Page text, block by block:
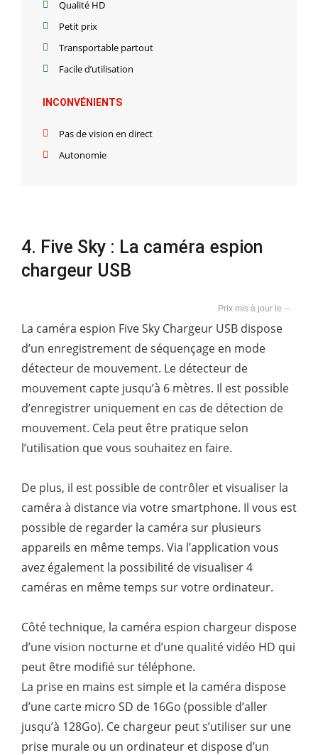
Qualité HD
Petit prix
Transportable partout
Facile d’utilisation
INCONVÉNIENTS
Pas de vision en direct
Autonomie
4. Five Sky : La caméra espion
chargeur USB
--
La caméra espion Five Sky Chargeur USB dispose
d’un enregistrement de séquençage en mode
détecteur de mouvement. Le détecteur de
mouvement capte jusqu’à 6 mètres. Il est possible
d’enregistrer uniquement en cas de détection de
mouvement. Cela peut être pratique selon
l’utilisation que vous souhaitez en faire.
De plus, il est possible de contrôler et visualiser la
caméra à distance via votre smartphone. Il vous est
possible de regarder la caméra sur plusieurs
appareils en même temps. Via l’application vous
avez également la possibilité de visualiser 4
caméras en même temps sur votre ordinateur.
Côté technique, la caméra espion chargeur dispose
d’une vision nocturne et d’une qualité vidéo HD qui
peut être modifié sur téléphone.
La prise en mains est simple et la caméra dispose
d’une carte micro SD de 16Go (possible d’aller
jusqu’à 128Go). Ce chargeur peut s’utiliser sur une
prise murale ou un ordinateur et dispose d’un